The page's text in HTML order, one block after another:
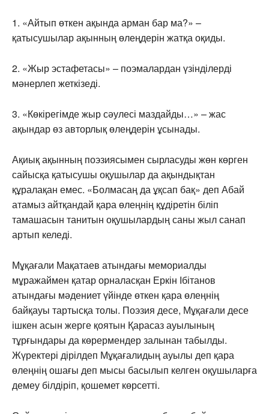
1. «Айтып өткен ақында арман бар ма?» –
қатысушылар ақынның өлеңдерін жатқа оқиды.
2. «Жыр эстафетасы» – поэмалардан үзінділерді
мәнерлеп жеткізеді.
3. «Көкірегімде жыр сәулесі маздайды…» – жас
ақындар өз авторлық өлеңдерін ұсынады.
Ақиық ақынның поэзиясымен сырласуды жөн көрген
сайысқа қатысушы оқушылар да ақындықтан
құралақан емес. «Болмасаң да ұқсап бақ» деп Абай
атамыз айтқандай қара өлеңнің құдіретін біліп
тамашасын танитын оқушылардың саны жыл санап
артып келеді.
Мұқағали Мақатаев атындағы мемориалды
мұражаймен қатар орналасқан Еркін Ібітанов
атындағы мәдениет үйінде өткен қара өлеңнің
байқауы тартысқа толы. Поэзия десе, Мұқағали десе
ішкен асын жерге қоятын Қарасаз ауылының
тұрғындары да көрермендер залынан табылды.
Жүректері дірілдеп Мұқағалидың ауылы деп қара
өлеңнің ошағы деп мысы басылып келген оқушыларға
демеу білдіріп, қошемет көрсетті.